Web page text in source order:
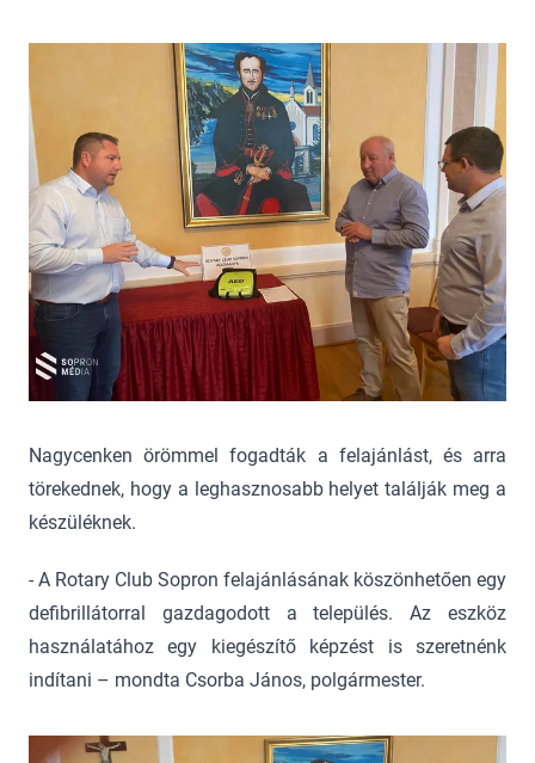
Nagycenken örömmel fogadták a felajánlást, és arra
törekednek, hogy a leghasznosabb helyet találják meg a
készüléknek.
- A Rotary Club Sopron felajánlásának köszönhetően egy
defibrillátorral gazdagodott a település. Az eszköz
használatához egy kiegészítő képzést is szeretnénk
indítani – mondta Csorba János, polgármester.